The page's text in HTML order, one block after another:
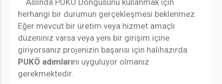
Aslında PUKÖ Döngüsünü kullanmak için
herhangi bir durumun gerçekleşmesi beklenmez.
Eğer mevcut bir üretim veya hizmet amaçlı
düzeniniz varsa veya yeni bir girişim içine
giriyorsanız projenizin başarısı için halihazırda
PUKÖ adımlarını uyguluyor olmanız
gerekmektedir.